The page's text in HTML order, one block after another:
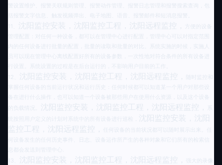
警设置维护、报警关联规则管理、报警动作管理、报警日志管理和报警搜索查询，包
括报警文字信息、触发视频弹出、电子地图、语音、报警邮件和短消息报警。
沈阳监控安装，沈阳监控工程，沈阳远程监控，
管理配置：对任何一种设备，都可以在管理中心进行配置，管理中心可以对指定范围
内的任何设备进行批量的配置，批量的读取和批量的对比。系统实施的时候，实施人
员可以现在管理中心离线配置好所有的设备参数，一次性地对符合条件的所有设备进
行设置。系统设置的过程是在后台运行的，不影响用户目前的工作。
12
沈阳监控安装，沈阳监控工程，沈阳远程监控，
随时监控和
掌握任何设备的当前运行状况和运行历史：任何时候都可以知道某一个用户对那些设
备在进行什么操作，也可以知道一个设备被那些用户在使用什么资源，以及这个设备
沈阳监控安装，沈阳监控工程，沈阳远程监控，
系
统按照用户定义的计划对系统中的所有设备进行巡检，
沈阳监控安装，沈阳
监控工程，沈阳远程监控，
任何设备的当前状况都可以随时展示出来。任
何设备发生的任何历史事件、日志、设备运作所产生的各种对象和它们所有的检索信
沈阳监控安装，沈阳监控工程，沈阳远程监控，
强大的录像